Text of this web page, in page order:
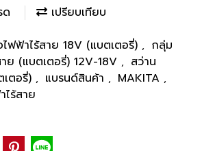
ด เปรียบเทียบ
ไฟฟ้าไร้สาย 18V (แบตเตอรี่) , กลุ่ม
ย (แบตเตอรี่) 12V-18V , สว่าน
ตอรี่) , แบรนด์สินค้า , MAKITA ,
ไร้สาย